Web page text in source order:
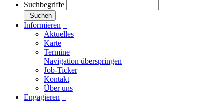
Suchbegriffe
Suchen
Informieren +
Aktuelles
Karte
Termine
Navigation überspringen
Job-Ticker
Kontakt
Über uns
Engagieren +